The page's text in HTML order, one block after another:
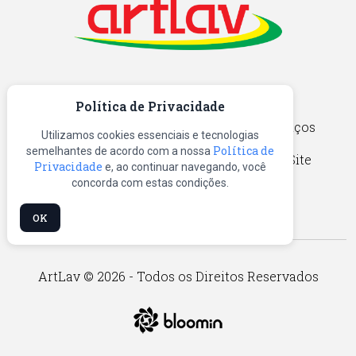
Home Quem Somos Produtos
Serviços
Catálogos
Blog Contato Mapa do Site
ArtLav © 2026 - Todos os Direitos Reservados
Política de Privacidade
Utilizamos cookies essenciais e tecnologias
semelhantes de acordo com a nossa Política de
Privacidade e, ao continuar navegando, você
concorda com estas condições.
OK